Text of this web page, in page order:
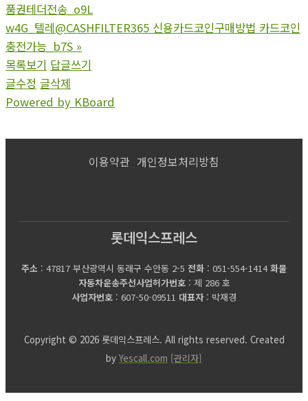
품권테더전송_o9L
w4G_텔레@CASHFILTER365 신용카드코인구매방법 카드코인
충전가능_b7S »
목록보기 답글쓰기
글수정 글삭제
Powered by KBoard
이용약관 개인정보처리방침
롯데익스프레스
주소 : 47817 부산광역시 동래구 수안동 2-5 전화 : 051-554-1414화물
자동차운송주선사업허가번호 : 제 286 호
사업자번호 : 607-50-09511 대표자 : 박재경
Copyright © 2026 롯데익스프레스. All rights reserved. Created
by Yescall.com [관리자]